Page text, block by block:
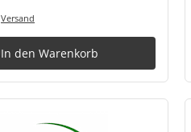
Versand
In den Warenkorb